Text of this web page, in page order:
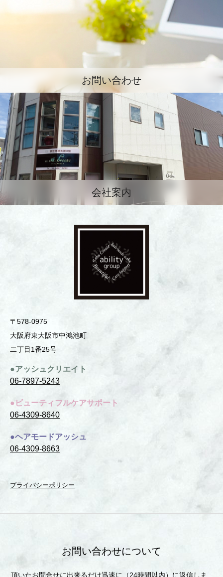
お問い合わせ
会社案内
〒578-0975
⼤阪府東⼤阪市中鴻池町
⼆丁⽬1番25号
●アッシュクリエイト
06-7897-5243
●ビューティフルケアサポート
06-4309-8640
●ヘアモードアッシュ
06-4309-8663
プライバシーポリシー
お問い合わせについて
頂いたお問合せに出来るだけ迅速に（24時間以内）に返信しま